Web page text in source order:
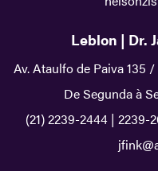
Leblon | Dr.
Av. Ataulfo de Paiva 135 /
De Segunda à
(21) 2239-2444| 2239-